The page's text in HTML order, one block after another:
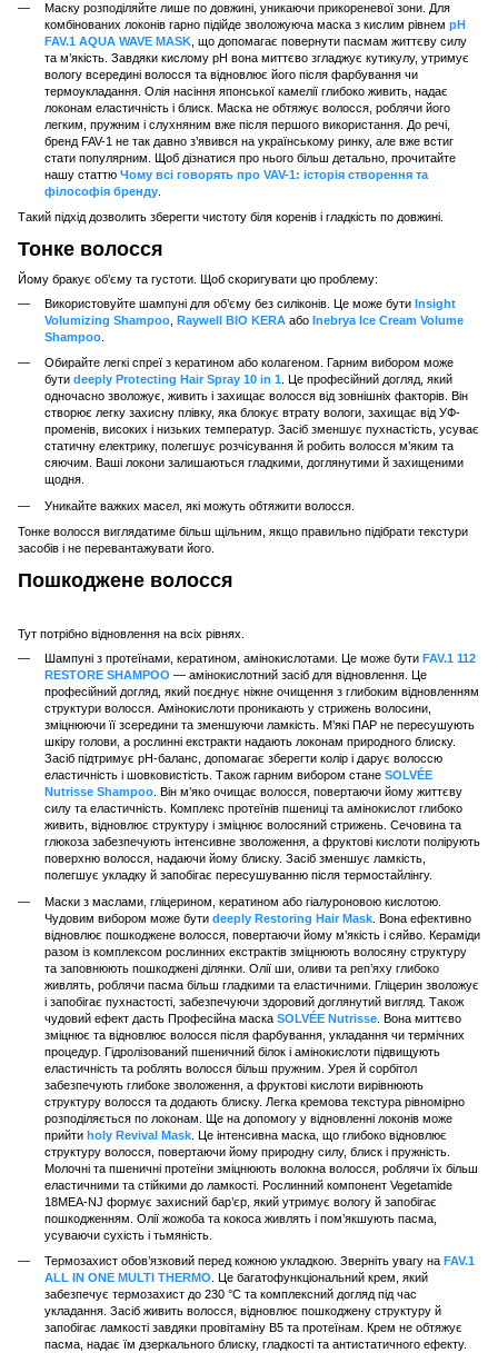
Маску розподіляйте лише по довжині, уникаючи прикореневої зони. Для
комбінованих локонів гарно підійде зволожуюча маска з кислим рівнем pH
FAV.1 AQUA WAVE MASK , що допомагає повернути пасмам життєву силу
та м’якість. Завдяки кислому pH вона миттєво згладжує кутикулу, утримує
вологу всередині волосся та відновлює його після фарбування чи
термоукладання. Олія насіння японської камелії глибоко живить, надає
локонам еластичність і блиск. Маска не обтяжує волосся, роблячи його
легким, пружним і слухняним вже після першого використання. До речі,
бренд FAV-1 не так давно з’явився на українському ринку, але вже встиг
стати популярним. Щоб дізнатися про нього більш детально, прочитайте
нашу статтю Чому всі говорять про VAV-1: історія створення та
філософія бренду
Такий підхід дозволить зберегти чистоту біля коренів і гладкість по довжині.
Тонке волосся
Йому бракує об’єму та густоти. Щоб скоригувати цю проблему:
Використовуйте шампуні для об’єму без силіконів. Це може бути Insight
Volumizing Shampoo Raywell BIO KERA або Inebrya Ice Cream Volume
Shampoo
Обирайте легкі спреї з кератином або колагеном. Гарним вибором може
бути deeply Protecting Hair Spray 10 in 1 . Це професійний догляд, який
одночасно зволожує, живить і захищає волосся від зовнішніх факторів. Він
створює легку захисну плівку, яка блокує втрату вологи, захищає від УФ-
променів, високих і низьких температур. Засіб зменшує пухнастість, усуває
статичну електрику, полегшує розчісування й робить волосся м’яким та
сяючим. Ваші локони залишаються гладкими, доглянутими й захищеними
щодня.
Уникайте важких масел, які можуть обтяжити волосся.
Тонке волосся виглядатиме більш щільним, якщо правильно підібрати текстури
засобів і не перевантажувати його.
Пошкоджене волосся
Тут потрібно відновлення на всіх рівнях.
Шампуні з протеїнами, кератином, амінокислотами. Це може бути FAV.1 112
RESTORE SHAMPOO — амінокислотний засіб для відновлення. Це
професійний догляд, який поєднує ніжне очищення з глибоким відновленням
структури волосся. Амінокислоти проникають у стрижень волосини,
зміцнюючи її зсередини та зменшуючи ламкість. М’які ПАР не пересушують
шкіру голови, а рослинні екстракти надають локонам природного блиску.
Засіб підтримує pH-баланс, допомагає зберегти колір і дарує волоссю
еластичність і шовковистість. Також гарним вибором стане SOLVÉE
Nutrisse Shampoo. Він м’яко очищає волосся, повертаючи йому життєву
силу та еластичність. Комплекс протеїнів пшениці та амінокислот глибоко
живить, відновлює структуру і зміцнює волосяний стрижень. Сечовина та
глюкоза забезпечують інтенсивне зволоження, а фруктові кислоти полірують
поверхню волосся, надаючи йому блиску. Засіб зменшує ламкість,
полегшує укладку й запобігає пересушуванню після термостайлінгу.
Маски з маслами, гліцерином, кератином або гіалуроновою кислотою.
Чудовим вибором може бути deeply Restoring Hair Mask . Вона ефективно
відновлює пошкоджене волосся, повертаючи йому м’якість і сяйво. Кераміди
разом із комплексом рослинних екстрактів зміцнюють волосяну структуру
та заповнюють пошкоджені ділянки. Олії ши, оливи та реп’яху глибоко
живлять, роблячи пасма більш гладкими та еластичними. Гліцерин зволожує
і запобігає пухнастості, забезпечуючи здоровий доглянутий вигляд. Також
чудовий ефект дасть Професійна маска SOLVÉE Nutrisse . Вона миттєво
зміцнює та відновлює волосся після фарбування, укладання чи термічних
процедур. Гідролізований пшеничний білок і амінокислоти підвищують
еластичність та роблять волосся більш пружним. Урея й сорбітол
забезпечують глибоке зволоження, а фруктові кислоти вирівнюють
структуру волосся та додають блиску. Легка кремова текстура рівномірно
розподіляється по локонам. Ще на допомогу у відновленні локонів може
прийти holy Revival Mask . Це інтенсивна маска, що глибоко відновлює
структуру волосся, повертаючи йому природну силу, блиск і пружність.
Молочні та пшеничні протеїни зміцнюють волокна волосся, роблячи їх більш
еластичними та стійкими до ламкості. Рослинний компонент Vegetamide
18MEA-NJ формує захисний бар’єр, який утримує вологу й запобігає
пошкодженням. Олії жожоба та кокоса живлять і пом’якшують пасма,
усуваючи сухість і тьмяність.
Термозахист обов’язковий перед кожною укладкою. Зверніть увагу на FAV.1
ALL IN ONE MULTI THERMO . Це багатофункціональний крем, який
забезпечує термозахист до 230 °C та комплексний догляд під час
укладання. Засіб живить волосся, відновлює пошкоджену структуру й
запобігає ламкості завдяки провітаміну B5 та протеїнам. Крем не обтяжує
пасма, надає їм дзеркального блиску, гладкості та антистатичного ефекту.